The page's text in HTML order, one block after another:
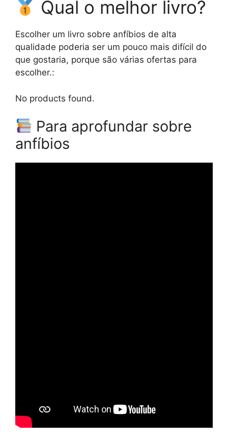
Qual o melhor livro?
Escolher um livro sobre anfíbios de alta
qualidade poderia ser um pouco mais difícil do
que gostaria, porque são várias ofertas para
escolher.:
No products found.
Para aprofundar sobre
anfíbios